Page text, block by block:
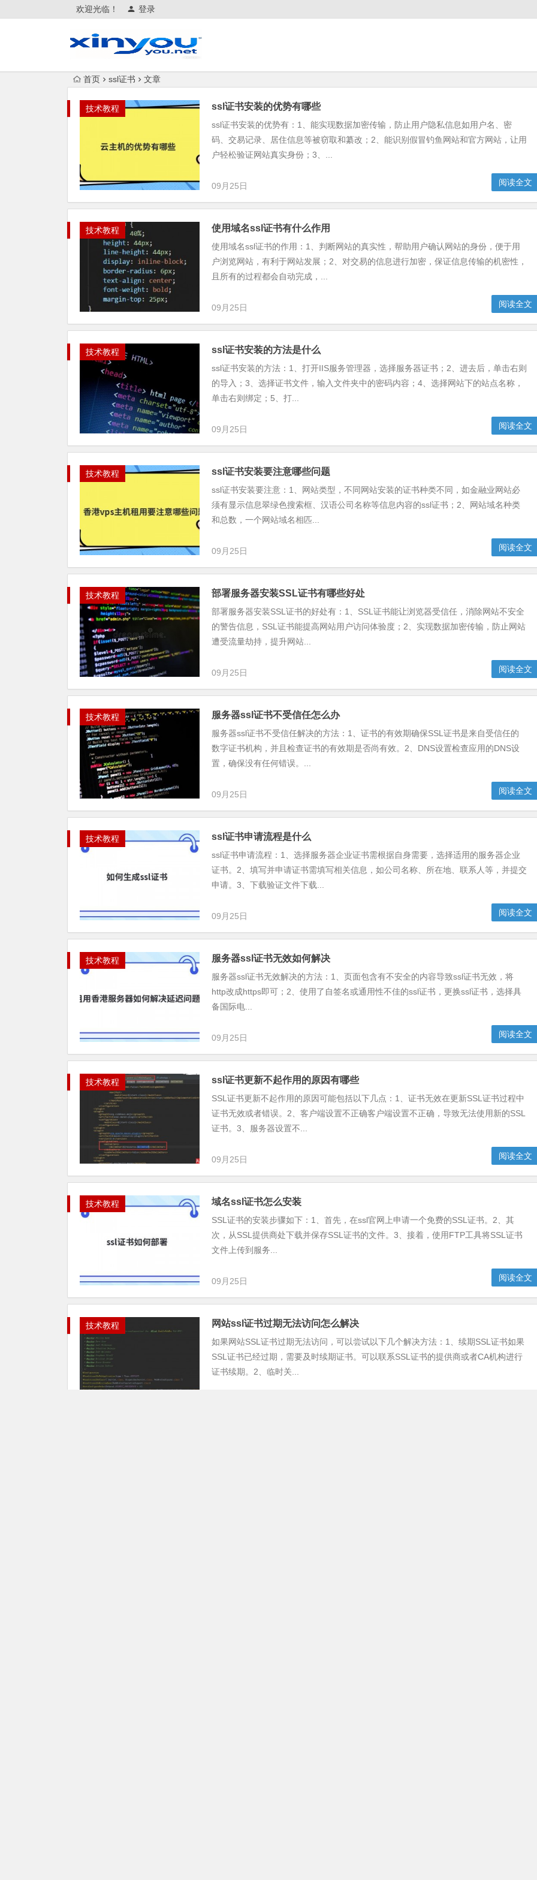
欢迎光临！ 登录
首页 ssl证书 文章
技术教程 ssl证书安装的优势有哪些
ssl证书安装的优势有：1、能实现数据加密传输，防止用户隐私信息如用户名、密
码、交易记录、居住信息等被窃取和纂改；2、能识别假冒钓鱼网站和官方网站，让用
户轻松验证网站真实身份；3、...
09月25日 阅读全文
技术教程 使用域名ssl证书有什么作用
使用域名ssl证书的作用：1、判断网站的真实性，帮助用户确认网站的身份，便于用
户浏览网站，有利于网站发展；2、对交易的信息进行加密，保证信息传输的机密性，
且所有的过程都会自动完成，...
09月25日 阅读全文
技术教程 ssl证书安装的方法是什么
ssl证书安装的方法：1、打开IIS服务管理器，选择服务器证书；2、进去后，单击右则
的导入；3、选择证书文件，输入文件夹中的密码内容；4、选择网站下的站点名称，
单击右则绑定；5、打...
09月25日 阅读全文
技术教程 ssl证书安装要注意哪些问题
ssl证书安装要注意：1、网站类型，不同网站安装的证书种类不同，如金融业网站必
须有显示信息翠绿色搜索框、汉语公司名称等信息内容的ssl证书；2、网站域名种类
和总数，一个网站域名相匹...
09月25日 阅读全文
技术教程 部署服务器安装SSL证书有哪些好处
部署服务器安装SSL证书的好处有：1、SSL证书能让浏览器受信任，消除网站不安全
的警告信息，SSL证书能提高网站用户访问体验度；2、实现数据加密传输，防止网站
遭受流量劫持，提升网站...
09月25日 阅读全文
技术教程 服务器ssl证书不受信任怎么办
服务器ssl证书不受信任解决的方法：1、证书的有效期确保SSL证书是来自受信任的
数字证书机构，并且检查证书的有效期是否尚有效。2、DNS设置检查应用的DNS设
置，确保没有任何错误。...
09月25日 阅读全文
技术教程 ssl证书申请流程是什么
ssl证书申请流程：1、选择服务器企业证书需根据自身需要，选择适用的服务器企业
证书。2、填写并申请证书需填写相关信息，如公司名称、所在地、联系人等，并提交
申请。3、下载验证文件下载...
09月25日 阅读全文
技术教程 服务器ssl证书无效如何解决
服务器ssl证书无效解决的方法：1、页面包含有不安全的内容导致ssl证书无效，将
http改成https即可；2、使用了自签名或通用性不佳的ssl证书，更换ssl证书，选择具
备国际电...
09月25日 阅读全文
技术教程 ssl证书更新不起作用的原因有哪些
SSL证书更新不起作用的原因可能包括以下几点：1、证书无效在更新SSL证书过程中
证书无效或者错误。2、客户端设置不正确客户端设置不正确，导致无法使用新的SSL
证书。3、服务器设置不...
09月25日 阅读全文
技术教程 域名ssl证书怎么安装
SSL证书的安装步骤如下：1、首先，在ssl官网上申请一个免费的SSL证书。2、其
次，从SSL提供商处下载并保存SSL证书的文件。3、接着，使用FTP工具将SSL证书
文件上传到服务...
09月25日 阅读全文
技术教程 网站ssl证书过期无法访问怎么解决
如果网站SSL证书过期无法访问，可以尝试以下几个解决方法：1、续期SSL证书如果
SSL证书已经过期，需要及时续期证书。可以联系SSL证书的提供商或者CA机构进行
证书续期。2、临时关...